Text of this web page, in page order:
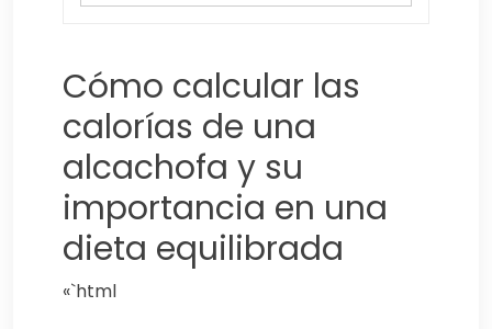
Cómo calcular las
calorías de una
alcachofa y su
importancia en una
dieta equilibrada
«`html